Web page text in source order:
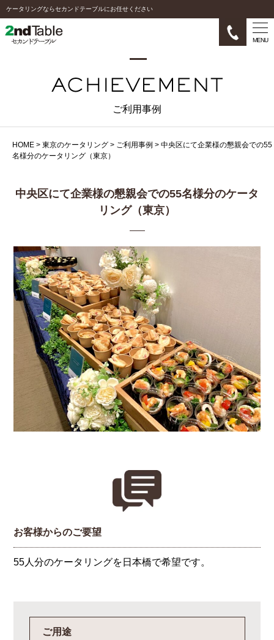
ケータリングならセカンドテーブルにお任せください
MENU
ご利用事例
HOME > 東京のケータリング > ご利用事例 > 中央区にて企業様の懇親会での55
名様分のケータリング（東京）
中央区にて企業様の懇親会での55名様分のケータ
リング（東京）
お客様からのご要望
55人分のケータリングを日本橋で希望です。
ご用途